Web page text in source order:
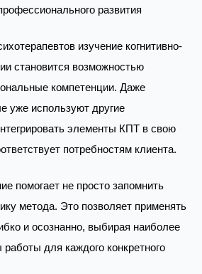
развития
изучение когнитивно-
становится возможностью
компетенции. Даже
уже используют другие
элементы КПТ в свою
потребностям клиента.
помогает не просто запомнить
метода. Это позволяет применять
и осознанно, выбирая наиболее
для каждого конкретного